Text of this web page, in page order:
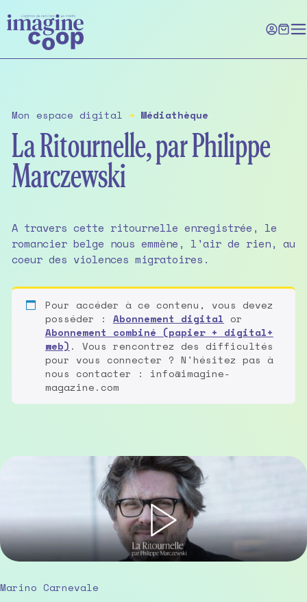
to
the
content
Mon espace digital ➔ Médiathèque
La Ritournelle, par Philippe
Marczewski
A travers cette ritournelle enregistrée, le
romancier belge nous emmène, l'air de rien, au
coeur des violences migratoires.
Pour accéder à ce contenu, vous devez
posséder : Abonnement digital or
Abonnement combiné (papier + digital+
web) . Vous rencontrez des difficultés
pour vous connecter ? N'hésitez pas à
nous contacter : info@imagine-
magazine.com
Marino Carnevale